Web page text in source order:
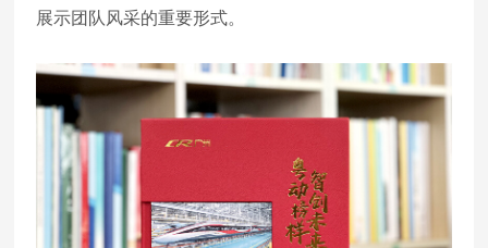
展示团队风采的重要形式。